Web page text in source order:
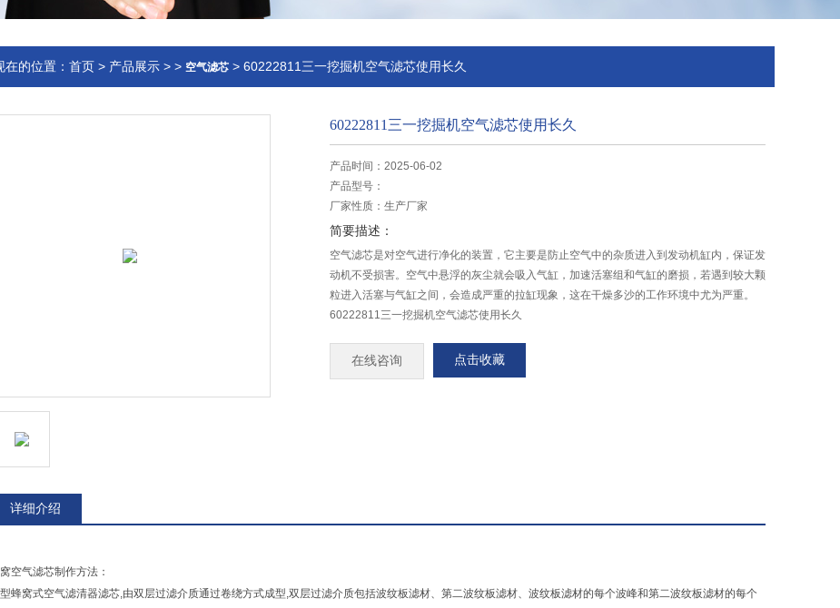
在的位置： 首页 > 产品展示 > > 空气滤芯 > 60222811三一挖掘机空气滤芯使用长久
60222811三一挖掘机空气滤芯使用长久
产品时间：2025-06-02
产品型号：
厂家性质： 生产厂家
简要描述：
空气滤芯是对空气进行净化的装置，它主要是防止空气中的杂质进入到发动机缸内，保证发
动机不受损害。空气中悬浮的灰尘就会吸入气缸，加速活塞组和气缸的磨损，若遇到较大颗
粒进入活塞与气缸之间，会造成严重的拉缸现象，这在干燥多沙的工作环境中尤为严重。
60222811三一挖掘机空气滤芯使用长久
在线咨询 点击收藏
详细介绍
空气滤芯制作方法：
蜂窝式空气滤清器滤芯,由双层过滤介质通过卷绕方式成型,双层过滤介质包括波纹板滤材、第二波纹板滤材、波纹板滤材的每个波峰和第二波纹板滤材的每个